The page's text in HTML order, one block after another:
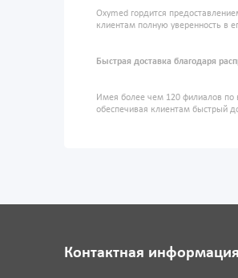
Oxymed гордится
клиентам полную уверенность в
Быстрая доставка благодаря
Имея более чем 120 филиалов по
обеспечивая клиентам быстрый
Контактная информация